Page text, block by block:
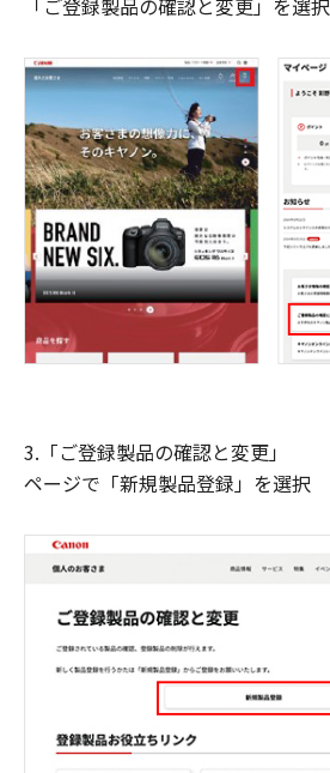
3.「ご登録製品の確認と変更」
ページで「新規製品登録」を選択